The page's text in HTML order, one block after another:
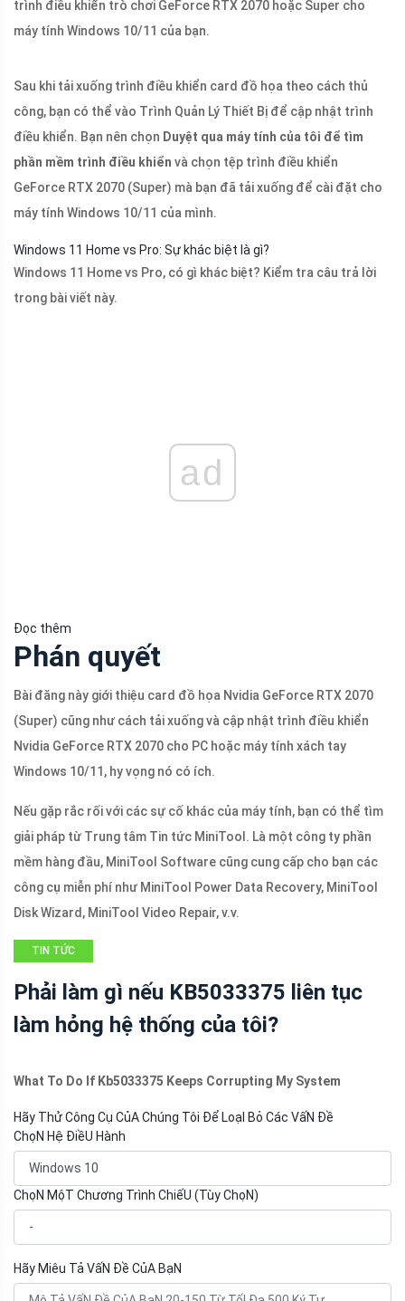
trình điều khiển trò chơi GeForce RTX 2070 hoặc Super cho
máy tính Windows 10/11 của bạn.
Sau khi tải xuống trình điều khiển card đồ họa theo cách thủ
công, bạn có thể vào Trình Quản Lý Thiết Bị để cập nhật trình
điều khiển. Bạn nên chọn Duyệt qua máy tính của tôi để tìm
phần mềm trình điều khiển và chọn tệp trình điều khiển
GeForce RTX 2070 (Super) mà bạn đã tải xuống để cài đặt cho
máy tính Windows 10/11 của mình.
Windows 11 Home vs Pro: Sự khác biệt là gì?
Windows 11 Home vs Pro, có gì khác biệt? Kiểm tra câu trả lời
trong bài viết này.
ad
Đọc thêm
Phán quyết
Bài đăng này giới thiệu card đồ họa Nvidia GeForce RTX 2070
(Super) cũng như cách tải xuống và cập nhật trình điều khiển
Nvidia GeForce RTX 2070 cho PC hoặc máy tính xách tay
Windows 10/11, hy vọng nó có ích.
Nếu gặp rắc rối với các sự cố khác của máy tính, bạn có thể tìm
giải pháp từ Trung tâm Tin tức MiniTool. Là một công ty phần
mềm hàng đầu, MiniTool Software cũng cung cấp cho bạn các
công cụ miễn phí như MiniTool Power Data Recovery, MiniTool
Disk Wizard, MiniTool Video Repair, v.v.
TIN TỨC
Phải làm gì nếu KB5033375 liên tục
làm hỏng hệ thống của tôi?
What To Do If Kb5033375 Keeps Corrupting My System
Hãy Thử Công Cụ CủA Chúng Tôi Để LoạI Bỏ Các VấN Đề
ChọN Hệ ĐiềU Hành
ChọN MộT Chương Trình ChiếU (Tùy ChọN)
Hãy Miêu Tả VấN Đề CủA BạN